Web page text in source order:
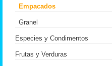
Empacados
Granel
Especies y Condimentos
Frutas y Verduras